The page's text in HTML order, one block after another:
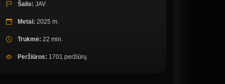
Šalis: JAV
Metai: 2025 m.
Trukmė: 22 min.
Peržiūros: 1701 peržiūrų